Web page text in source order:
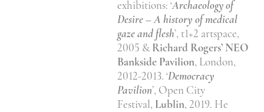
exhibitions: ‘Archaeology of
Desire – A history of medical
gaze and flesh’, t1+2 artspace,
2005 & Richard Rogers’ NEO
Bankside Pavilion, London,
2012-2013. ‘Democracy
Pavilion’, Open City
Festival, Lublin, 2019. He